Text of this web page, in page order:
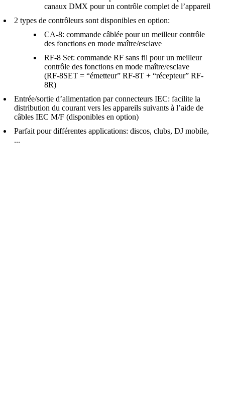
canaux DMX pour un contrôle complet de l’appareil
2 types de contrôleurs sont disponibles en option:
CA-8: commande câblée pour un meilleur contrôle
des fonctions en mode maître/esclave
RF-8 Set: commande RF sans fil pour un meilleur
contrôle des fonctions en mode maître/esclave
(RF-8SET = “émetteur” RF-8T + “récepteur” RF-
8R)
Entrée/sortie d’alimentation par connecteurs IEC: facilite la
distribution du courant vers les appareils suivants à l’aide de
câbles IEC M/F (disponibles en option)
Parfait pour différentes applications: discos, clubs, DJ mobile,
...